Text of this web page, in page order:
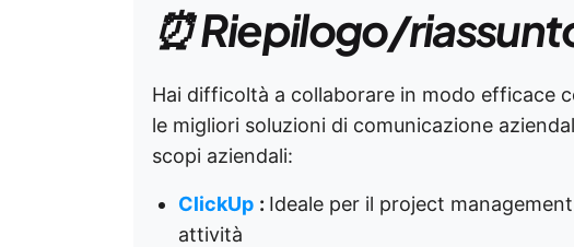
⏰ Riepilogo/
Hai difficoltà a collaborare in modo efficace
le migliori soluzioni di comunicazione
scopi aziendali:
ClickUp : Ideale per il project
attività